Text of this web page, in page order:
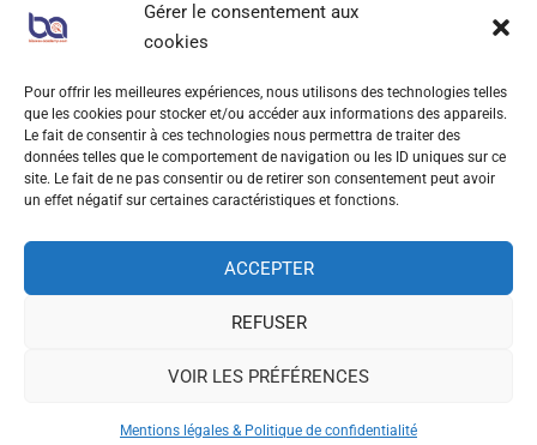
Gérer le consentement aux
cookies
Pour offrir les meilleures expériences, nous utilisons des technologies telles
que les cookies pour stocker et/ou accéder aux informations des appareils.
Le fait de consentir à ces technologies nous permettra de traiter des
données telles que le comportement de navigation ou les ID uniques sur ce
site. Le fait de ne pas consentir ou de retirer son consentement peut avoir
un effet négatif sur certaines caractéristiques et fonctions.
ACCEPTER
REFUSER
VOIR LES PRÉFÉRENCES
Mentions légales & Politique de confidentialité
LIENS UTILES
Qui sommes-nous?
Foire aux Questions
Prendre RDV